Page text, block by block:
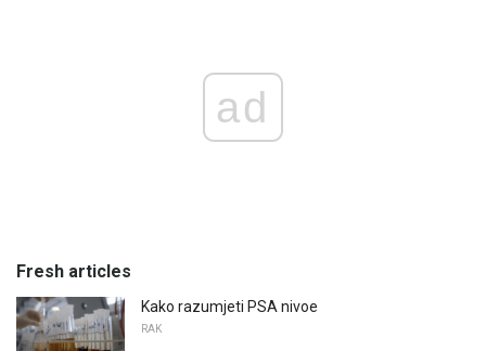
ad
Fresh articles
Kako razumjeti PSA nivoe
RAK